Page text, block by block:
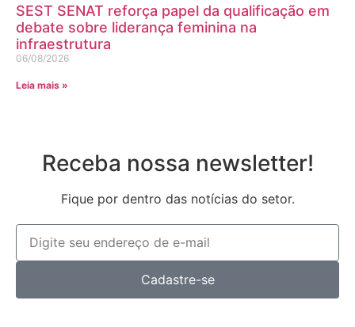
SEST SENAT reforça papel da qualificação em
debate sobre liderança feminina na
infraestrutura
06/08/2026
Leia mais »
Receba nossa newsletter!
Fique por dentro das notícias do setor.
Cadastre-se